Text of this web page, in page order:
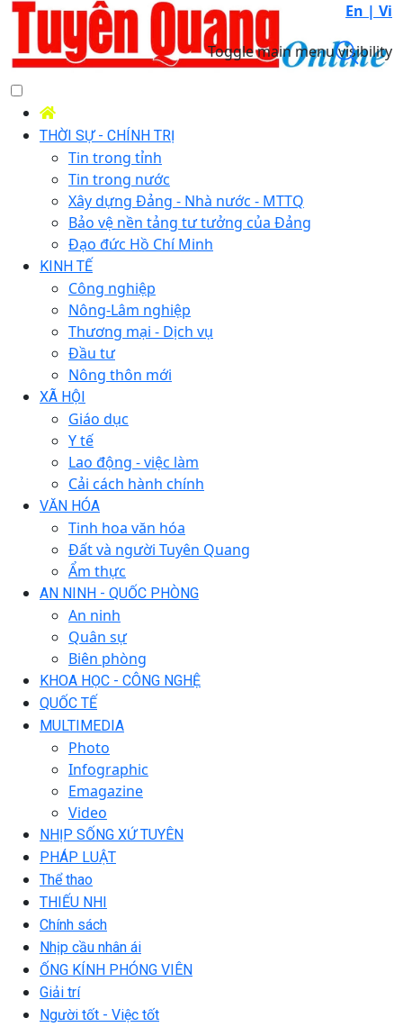
En | Vi
Toggle main menu visibility
THỜI SỰ - CHÍNH TRỊ
Tin trong tỉnh
Tin trong nước
Xây dựng Đảng - Nhà nước - MTTQ
Bảo vệ nền tảng tư tưởng của Đảng
Đạo đức Hồ Chí Minh
KINH TẾ
Công nghiệp
Nông-Lâm nghiệp
Thương mại - Dịch vụ
Đầu tư
Nông thôn mới
XÃ HỘI
Giáo dục
Y tế
Lao động - việc làm
Cải cách hành chính
VĂN HÓA
Tinh hoa văn hóa
Đất và người Tuyên Quang
Ẩm thực
AN NINH - QUỐC PHÒNG
An ninh
Quân sự
Biên phòng
KHOA HỌC - CÔNG NGHỆ
QUỐC TẾ
MULTIMEDIA
Photo
Infographic
Emagazine
Video
NHỊP SỐNG XỨ TUYÊN
PHÁP LUẬT
Thể thao
THIẾU NHI
Chính sách
Nhịp cầu nhân ái
ỐNG KÍNH PHÓNG VIÊN
Giải trí
Người tốt - Việc tốt